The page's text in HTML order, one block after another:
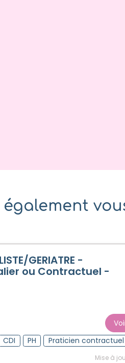
GERIATRE -
ou Contractuel -
CDI PH
Praticien contractuel
Mise à